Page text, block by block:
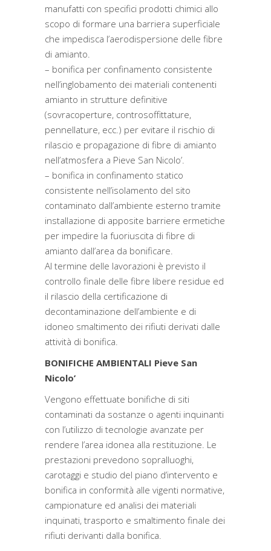
manufatti con specifici prodotti chimici allo
scopo di formare una barriera superficiale
che impedisca l’aerodispersione delle fibre
di amianto.
– bonifica per confinamento consistente
nell’inglobamento dei materiali contenenti
amianto in strutture definitive
(sovracoperture, controsoffittature,
pennellature, ecc.) per evitare il rischio di
rilascio e propagazione di fibre di amianto
nell’atmosfera a Pieve San Nicolo’.
– bonifica in confinamento statico
consistente nell’isolamento del sito
contaminato dall’ambiente esterno tramite
installazione di apposite barriere ermetiche
per impedire la fuoriuscita di fibre di
amianto dall’area da bonificare.
Al termine delle lavorazioni è previsto il
controllo finale delle fibre libere residue ed
il rilascio della certificazione di
decontaminazione dell’ambiente e di
idoneo smaltimento dei rifiuti derivati dalle
attività di bonifica.
BONIFICHE AMBIENTALI Pieve San
Nicolo’
Vengono effettuate bonifiche di siti
contaminati da sostanze o agenti inquinanti
con l’utilizzo di tecnologie avanzate per
rendere l’area idonea alla restituzione. Le
prestazioni prevedono sopralluoghi,
carotaggi e studio del piano d’intervento e
bonifica in conformità alle vigenti normative,
campionature ed analisi dei materiali
inquinati, trasporto e smaltimento finale dei
rifiuti derivanti dalla bonifica.